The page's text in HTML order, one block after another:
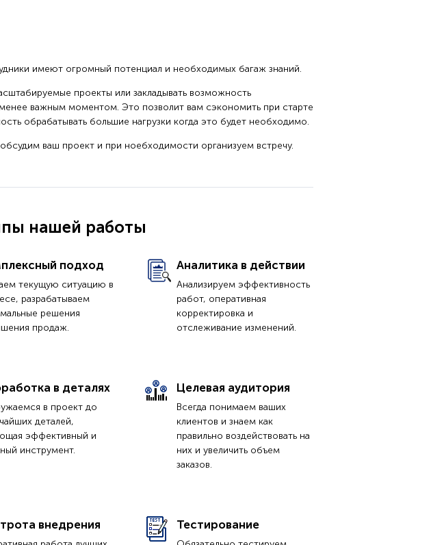
имеют огромный потенциал и необходимых багаж знаний.
проекты или закладывать возможность
важным моментом. Это позволит вам сэкономить при старте
обрабатывать большие нагрузки когда это будет необходимо.
ваш проект и при ноебходимости организуем встречу.
нашей работы
подход
текущую ситуацию в
разрабатываем
решения
продаж.
Аналитика в действии
Анализируем эффективность
работ, оперативная
корректировка и
отслеживание изменений.
в деталях
в проект до
деталей,
эффективный и
инструмент.
Целевая аудитория
Всегда понимаем ваших
клиентов и знаем как
правильно воздействовать на
них и увеличить объем
заказов.
внедрения Тестирование